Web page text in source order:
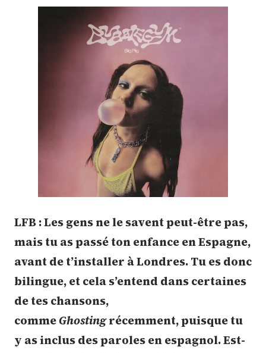
LFB : Les gens ne le savent peut-être pas,
mais tu as passé ton enfance en Espagne,
avant de t’installer à Londres. Tu es donc
bilingue, et cela s’entend dans certaines
de tes chansons,
commeGhostingrécemment, puisque tu
y as inclus des paroles en espagnol. Est-